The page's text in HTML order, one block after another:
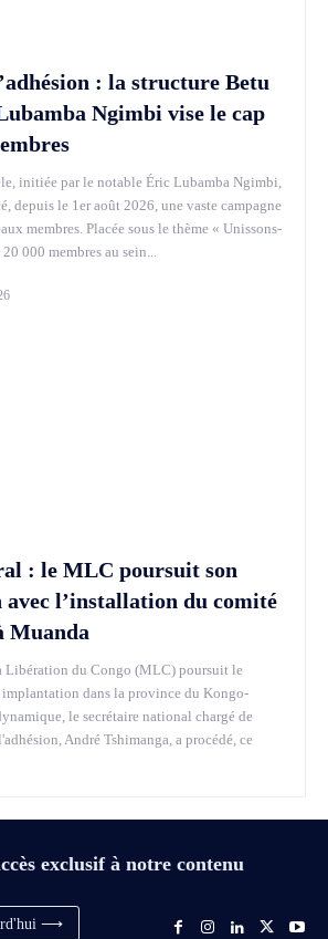
: la structure Betu
Ngimbi vise le cap
initiée par le notable Éric Lubamba Ngimbi,
depuis le 1er août 2026, une vaste campagne
membres. Placée sous le thème « Unissons-
000 membres au sein...
: le MLC poursuit son
l’installation du comité
Muanda
Libération du Congo (MLC) poursuit le
implantation dans la province du Kongo-
le secrétaire national chargé de
André Tshimanga, a procédé, ce
exclusif à notre contenu
⟶